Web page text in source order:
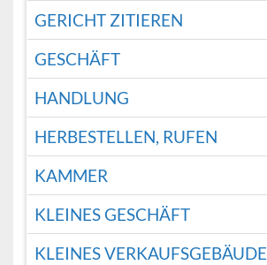
GERICHT ZITIEREN
GESCHÄFT
HANDLUNG
HERBESTELLEN, RUFEN
KAMMER
KLEINES GESCHÄFT
KLEINES VERKAUFSGEBÄUDE